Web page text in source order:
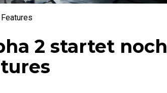
2 startet noch